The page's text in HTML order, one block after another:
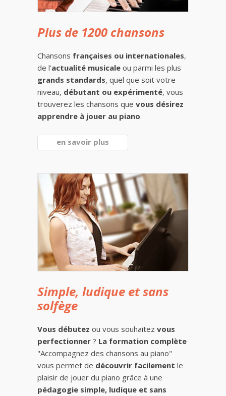
Plus de 1200 chansons
Chansons françaises ou internationales,
de l'actualité musicale ou parmi les plus
grands standards, quel que soit votre
niveau, débutant ou expérimenté, vous
trouverez les chansons que vous désirez
apprendre à jouer au piano.
en savoir plus
Simple, ludique et sans
solfège
Vous débutez ou vous souhaitez vous
perfectionner ? La formation complète
"Accompagnez des chansons au piano"
vous permet de découvrir facilement le
plaisir de jouer du piano grâce à une
pédagogie simple, ludique et sans